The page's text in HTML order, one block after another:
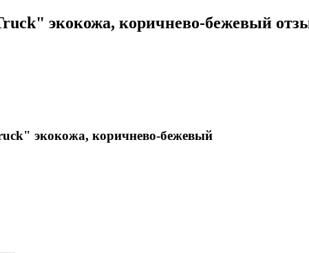
экокожа, коричнево-бежевый
экокожа, коричнево-бежевый